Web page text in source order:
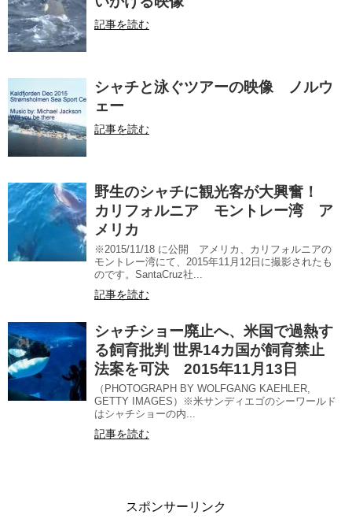
記事を読む
シャチと泳ぐツアーの映像 ノルウ
ェー
記事を読む
野生のシャチに観光客が大興奮！
カリフォルニア モントレー湾 ア
メリカ
※2015/11/18 に公開 アメリカ、カリフォルニアの
モントレー湾にて、2015年11月12日に撮影されたも
のです。SantaCruz社...
記事を読む
シャチショー廃止へ、米国で過熱す
る飼育批判 世界14カ国が飼育禁止
法案を可決 2015年11月13日
（PHOTOGRAPH BY WOLFGANG KAEHLER,
GETTY IMAGES）※米サンディエゴのシーワールド
はシャチショーの内...
記事を読む
スポンサーリンク